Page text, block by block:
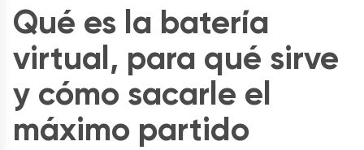
Qué es la batería
virtual, para qué sirve
y cómo sacarle el
máximo partido